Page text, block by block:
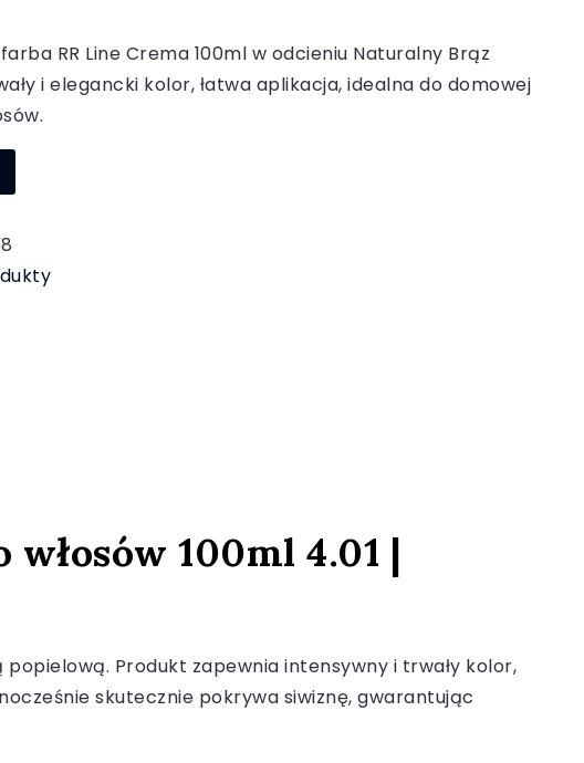
RR Line Crema 100ml w odcieniu Naturalny Brąz
i elegancki kolor, łatwa aplikacja, idealna do domowej
100ml 4.01 |
Produkt zapewnia intensywny i trwały kolor,
skutecznie pokrywa siwiznę, gwarantując